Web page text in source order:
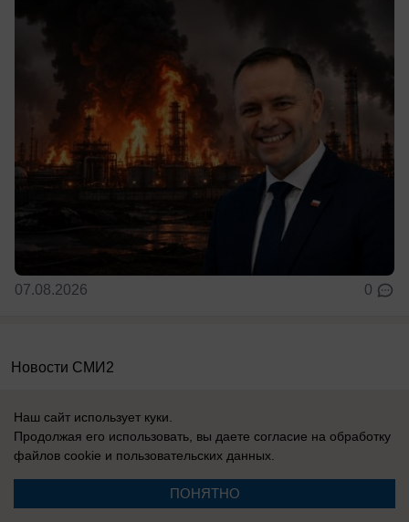
07.08.2026 0
Новости СМИ2
Реклама на сайте
Контакты
Информация
Наш сайт использует куки.
Продолжая его использовать, вы даете согласие на обработку
файлов cookie и пользовательских данных.
ПОНЯТНО